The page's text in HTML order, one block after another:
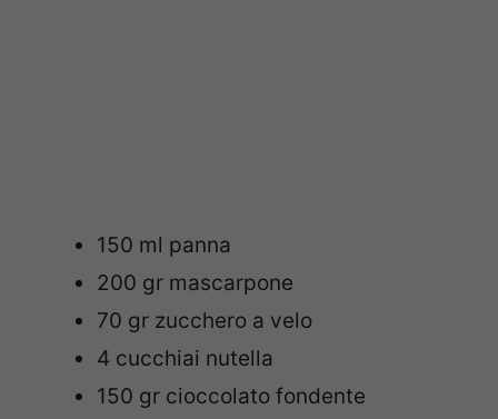
150 ml panna
200 gr mascarpone
70 gr zucchero a velo
4 cucchiai nutella
150 gr cioccolato fondente